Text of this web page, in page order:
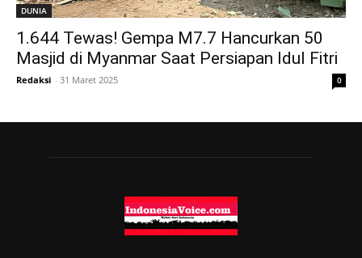
DUNIA
1.644 Tewas! Gempa M7.7 Hancurkan 50
Masjid di Myanmar Saat Persiapan Idul Fitri
Redaksi - 31 Maret 2025 0